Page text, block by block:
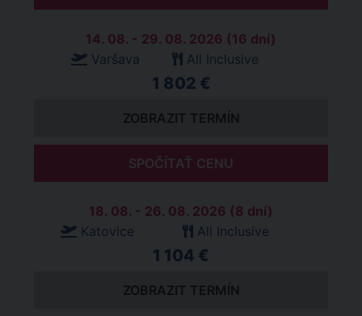
14. 08. - 29. 08. 2026 (16 dní)
Varšava
All Inclusive
1 802 €
ZOBRAZIT TERMÍN
SPOČÍTAŤ CENU
18. 08. - 26. 08. 2026 (8 dní)
Katovice
All Inclusive
1 104 €
ZOBRAZIT TERMÍN